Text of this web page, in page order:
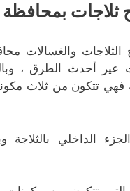
ثلاجات
والغسالات
عير أحدث الطرق ،
فهي تتكون من ثلاث
الداخلي